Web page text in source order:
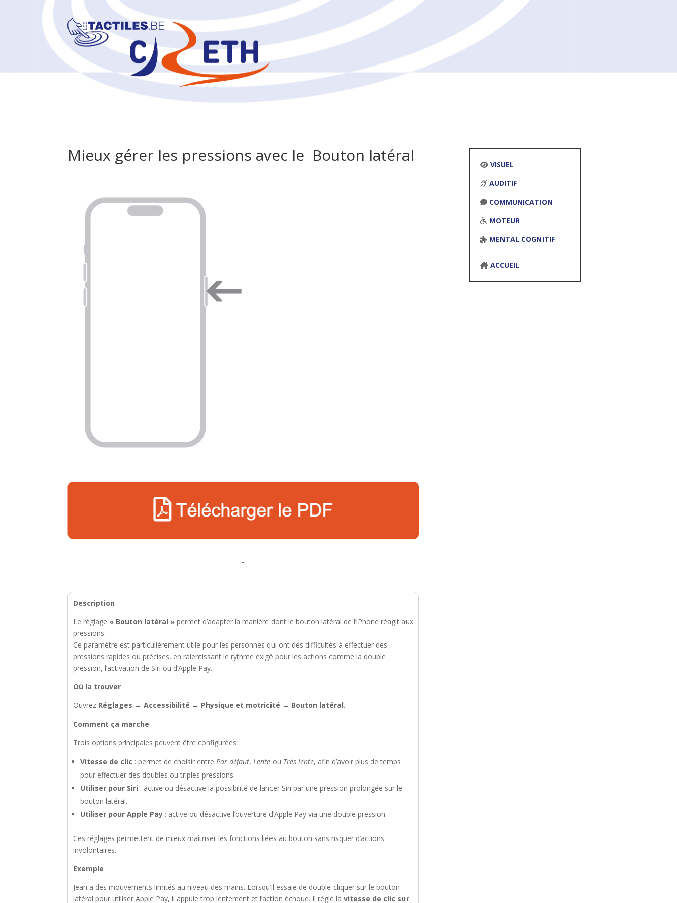
Mieux gérer les pressions avec le Bouton latéral
VISUEL
AUDITIF
COMMUNICATION
MOTEUR
MENTAL COGNITIF
ACCUEIL
-
Description
Le réglage « Bouton latéral » permet d’adapter la manière dont le bouton latéral de l’iPhone réagit aux
pressions.
Ce paramètre est particulièrement utile pour les personnes qui ont des difficultés à effectuer des
pressions rapides ou précises, en ralentissant le rythme exigé pour les actions comme la double
pression, l’activation de Siri ou d’Apple Pay.
Où la trouver
Ouvrez Réglages →Accessibilité → Physique et motricité → Bouton latéral.
Comment ça marche
Trois options principales peuvent être configurées :
Vitesse de clic : permet de choisir entrePar défaut,Lente ou Très lente, afin d’avoir plus de temps
pour effectuer des doubles ou triples pressions.
Utiliser pour Siri : active ou désactive la possibilité de lancer Siri par une pression prolongée sur le
bouton latéral.
Utiliser pour Apple Pay : active ou désactive l’ouverture d’Apple Pay via une double pression.
Ces réglages permettent de mieux maîtriser les fonctions liées au bouton sans risquer d’actions
involontaires.
Exemple
Jean a des mouvements limités au niveau des mains. Lorsqu’il essaie de double-cliquer sur le bouton
latéral pour utiliser Apple Pay, il appuie trop lentement et l’action échoue. Il règle lavitesse de clic sur